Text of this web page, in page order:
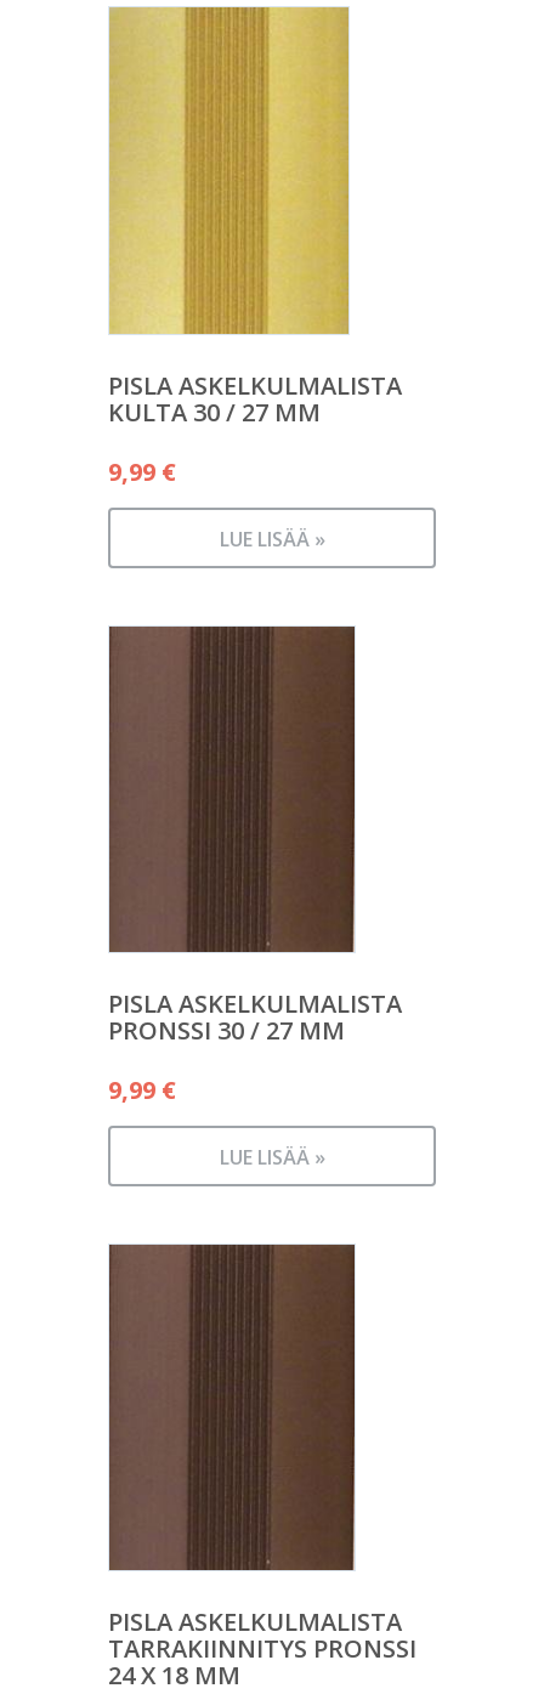
PISLA ASKELKULMALISTA
KULTA 30 / 27 MM
9,99 €
LUE LISÄÄ »
PISLA ASKELKULMALISTA
PRONSSI 30 / 27 MM
9,99 €
LUE LISÄÄ »
PISLA ASKELKULMALISTA
TARRAKIINNITYS PRONSSI
24 X 18 MM